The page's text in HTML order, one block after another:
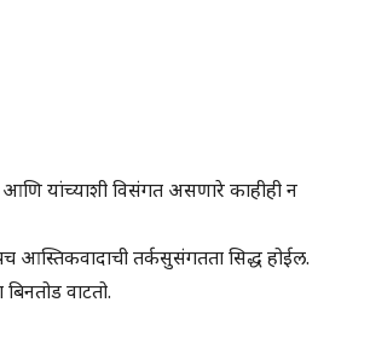
यांच्याशी विसंगत असणारे काहीही न
आस्तिकवादाची तर्कसुसंगतता सिद्ध होईल.
वाटतो.